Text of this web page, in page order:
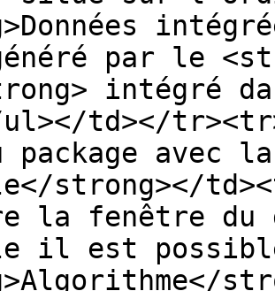
par le
intégré
td></
package avec
strong></
la fenêtre du
il est